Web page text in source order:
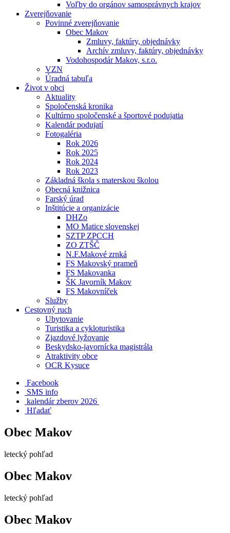
Voľby do orgánov samosprávnych krajov
Zverejňovanie
Povinné zverejňovanie
Obec Makov
Zmluvy, faktúry, objednávky
Archív zmluvy, faktúry, objednávky
Vodohospodár Makov, s.r.o.
VZN
Úradná tabuľa
Život v obci
Aktuality
Spoločenská kronika
Kultúrno spoločenské a športové podujatia
Kalendár podujatí
Fotogaléria
Rok 2026
Rok 2025
Rok 2024
Rok 2023
Základná škola s materskou školou
Obecná knižnica
Farský úrad
Inštitúcie a organizácie
DHZo
MO Matice slovenskej
SZTP ZPCCH
ZO ZTŠČ
N.F.Makové zrnká
FS Makovský prameň
FS Makovanka
ŠK Javorník Makov
FS Makovníček
Služby
Cestovný ruch
Ubytovanie
Turistika a cykloturistika
Zjazdové lyžovanie
Beskydsko-javornícka magistrála
Atraktivity obce
OCR Kysuce
Facebook
SMS info
​ kalendár zberov 2026
Hľadať
Obec Makov
letecký pohľad
Obec Makov
letecký pohľad
Obec Makov